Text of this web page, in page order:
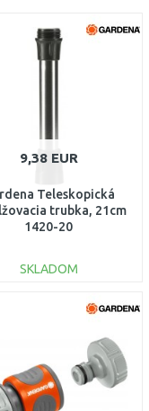
9,38 EUR
Teleskopická
trubka, 21cm
1420-20
SKLADOM
DO KOŠÍKA